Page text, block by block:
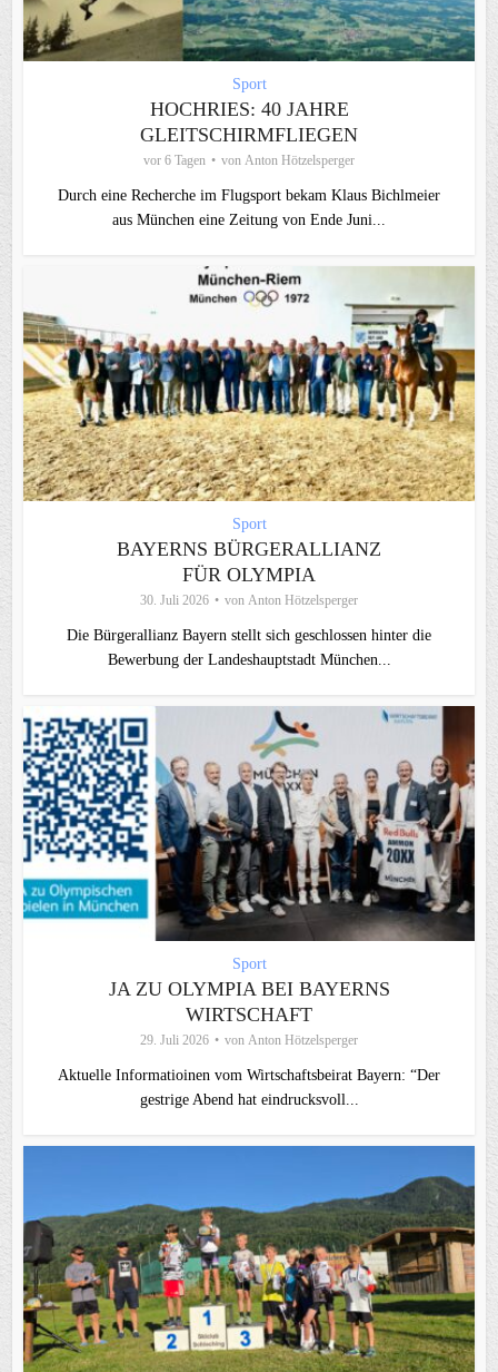
Sport
HOCHRIES: 40 JAHRE
GLEITSCHIRMFLIEGEN
vor 6 Tagen von Anton Hötzelsperger
Durch eine Recherche im Flugsport bekam Klaus Bichlmeier
aus München eine Zeitung von Ende Juni...
Sport
BAYERNS BÜRGERALLIANZ
FÜR OLYMPIA
30. Juli 2026 von Anton Hötzelsperger
Die Bürgerallianz Bayern stellt sich geschlossen hinter die
Bewerbung der Landeshauptstadt München...
Sport
JA ZU OLYMPIA BEI BAYERNS
WIRTSCHAFT
29. Juli 2026 von Anton Hötzelsperger
Aktuelle Informatioinen vom Wirtschaftsbeirat Bayern: “Der
gestrige Abend hat eindrucksvoll...